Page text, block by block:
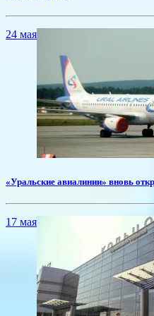
24 мая
​«Уральские авиалинии» вновь
17 мая